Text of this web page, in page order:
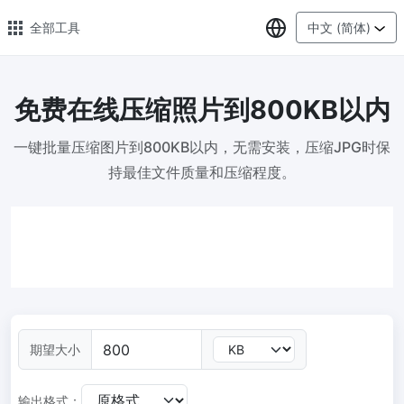
全部工具
🔥 热门 🔥
图片压缩
在线图片批量压缩，压缩率最高可达80%
照片压缩到指定大小
将图像压缩为20kb、50kb、100KB、200KB或任何其他大小
选择语言
中文 (简体)
免费在线压缩照片到800KB以内
一键批量压缩图片到800KB以内，无需安装，压缩JPG时保
持最佳文件质量和压缩程度。
期望大小
输出格式：